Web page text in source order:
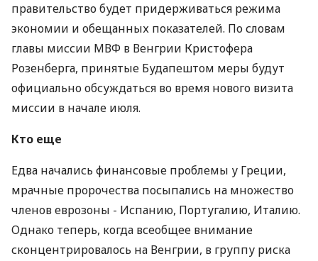
правительство будет придерживаться режима
экономии и обещанных показателей. По словам
главы миссии МВФ в Венгрии Кристофера
Розенберга, принятые Будапештом меры будут
официально обсуждаться во время нового визита
миссии в начале июля.
Кто еще
Едва начались финансовые проблемы у Греции,
мрачные пророчества посыпались на множество
членов еврозоны - Испанию, Португалию, Италию.
Однако теперь, когда всеобщее внимание
сконцентрировалось на Венгрии, в группу риска